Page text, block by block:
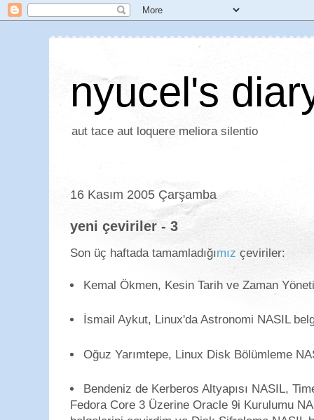
nyucel's
aut tace aut loquere meliora silentio
16 Kasım 2005 Çarşamba
yeni çeviriler - 3
Son üç haftada tamamladığımız çeviriler:
Kemal Ökmen, Kesin Tarih ve Zaman
İsmail Aykut, Linux'da Astronomi NASIL
Oğuz Yarımtepe, Linux Disk Bölümleme
Bendeniz de Kerberos Altyapısı NASIL,
Fedora Core 3 Üzerine Oracle 9i Kurulumu